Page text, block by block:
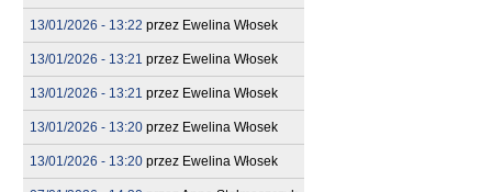
13/01/2026 - 13:22 przez Ewelina Włosek
13/01/2026 - 13:21 przez Ewelina Włosek
13/01/2026 - 13:21 przez Ewelina Włosek
13/01/2026 - 13:20 przez Ewelina Włosek
13/01/2026 - 13:20 przez Ewelina Włosek